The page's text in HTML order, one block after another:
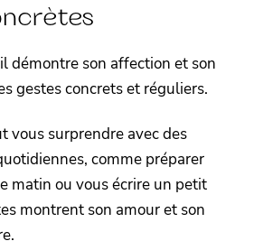
démontre son affection et son
gestes concrets et réguliers.
vous surprendre avec des
comme préparer
matin ou vous écrire un petit
montrent son amour et son